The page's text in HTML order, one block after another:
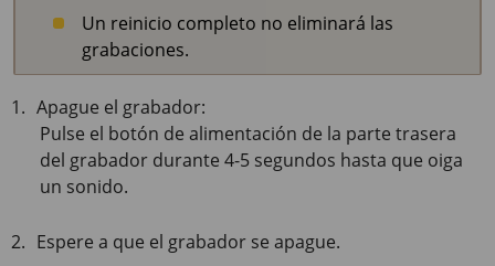
Un reinicio completo no eliminará las
grabaciones.
Apague el grabador:
Pulse el botón de alimentación de la parte trasera
del grabador durante 4-5 segundos hasta que oiga
un sonido.
Espere a que el grabador se apague.